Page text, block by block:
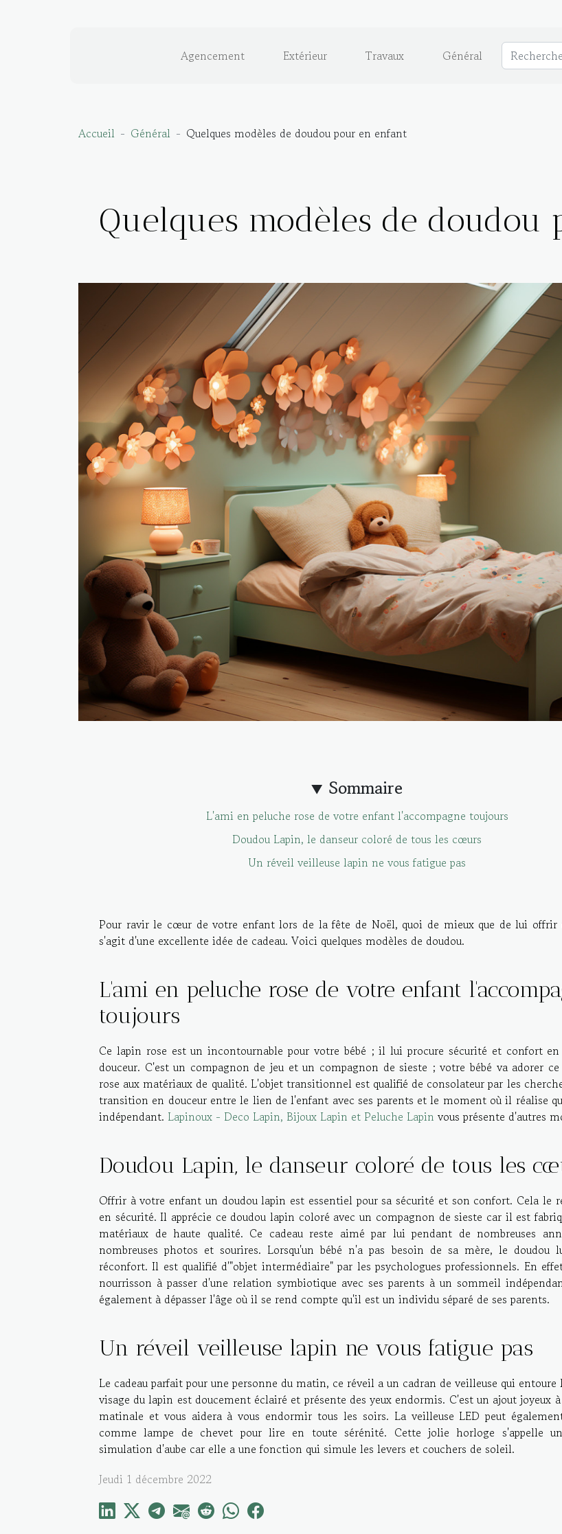
Agencement Extérieur Travaux Général
Accueil Général Quelques modèles de doudou pour en enfant
Quelques modèles de doudou
Sommaire
L'ami en peluche rose de votre enfant l'accompagne toujours
Doudou Lapin, le danseur coloré de tous les cœurs
Un réveil veilleuse lapin ne vous fatigue pas
Pour ravir le cœur de votre enfant lors de la fête de Noël, quoi de mieux que de lui offrir
s'agit d'une excellente idée de cadeau. Voici quelques modèles de doudou.
L'ami en peluche rose de votre enfant
toujours
Ce lapin rose est un incontournable pour votre bébé ; il lui procure sécurité et confort
douceur. C'est un compagnon de jeu et un compagnon de sieste ; votre bébé va adorer
rose aux matériaux de qualité. L'objet transitionnel est qualifié de consolateur par les
transition en douceur entre le lien de l'enfant avec ses parents et le moment où il réalise
indépendant. Lapinoux - Deco Lapin, Bijoux Lapin et Peluche Lapin vous présente d'autres
Doudou Lapin, le danseur coloré de tous les
Offrir à votre enfant un doudou lapin est essentiel pour sa sécurité et son confort. Cela le
en sécurité. Il apprécie ce doudou lapin coloré avec un compagnon de sieste car il est
matériaux de haute qualité. Ce cadeau reste aimé par lui pendant de nombreuses
nombreuses photos et sourires. Lorsqu'un bébé n'a pas besoin de sa mère, le doudou
réconfort. Il est qualifié d'"objet intermédiaire" par les psychologues professionnels. En
nourrisson à passer d'une relation symbiotique avec ses parents à un sommeil
également à dépasser l'âge où il se rend compte qu'il est un individu séparé de ses parents.
Un réveil veilleuse lapin ne vous fatigue pas
Le cadeau parfait pour une personne du matin, ce réveil a un cadran de veilleuse qui entoure
visage du lapin est doucement éclairé et présente des yeux endormis. C'est un ajout joyeux
matinale et vous aidera à vous endormir tous les soirs. La veilleuse LED peut
comme lampe de chevet pour lire en toute sérénité. Cette jolie horloge s'appelle
simulation d'aube car elle a une fonction qui simule les levers et couchers de soleil.
Jeudi 1 décembre 2022